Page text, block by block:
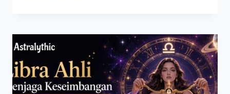
DI
2026,
SIAPA
YANG